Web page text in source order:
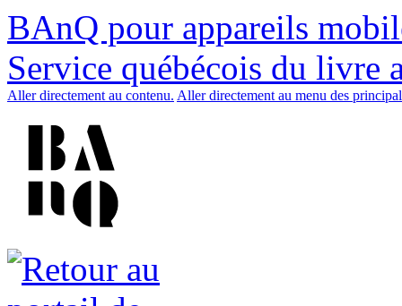
BAnQ pour appareils
Service québécois du livre
Aller directement au contenu. Aller directement au menu des